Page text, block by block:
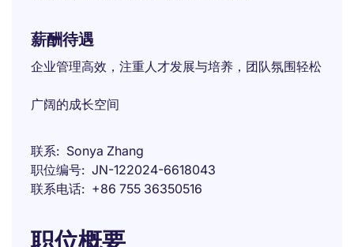
薪酬待遇
企业管理高效，注重人才发展与培养，团队氛围轻松
广阔的成长空间
联系
Sonya Zhang
职位编号
JN-122024-6618043
联系电话
+86 755 36350516